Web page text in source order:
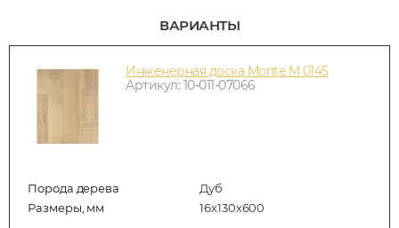
ВАРИАНТЫ
Инженерная доска Monte M 0145
Артикул: 10-011-07066
Порода дерева
Дуб
Размеры, мм
16х130х600